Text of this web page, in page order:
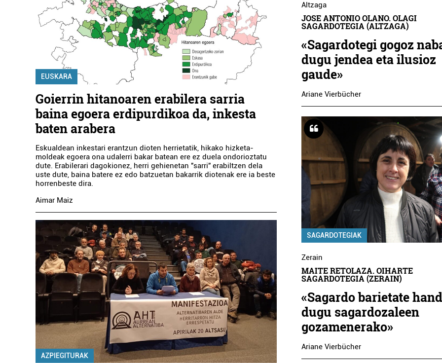
EUSKARA
Goierrin hitanoaren erabilera sarria
baina egoera erdipurdikoa da, inkesta
baten arabera
Eskualdean inkestari erantzun dioten herrietatik, hikako hizketa-
moldeak egoera ona udalerri bakar batean ere ez duela ondorioztatu
dute. Erabilerari dagokionez, herri gehienetan "sarri" erabiltzen dela
uste dute, baina batere ez edo batzuetan bakarrik diotenak ere ia beste
horrenbeste dira.
Aimar Maiz
AZPIEGITURAK
Altzaga
JOSE ANTONIO OLANO. OLAGI
SAGARDOTEGIA (ALTZAGA)
«Sagardotegi gogoz
dugu jendea eta ilusioz
gaude»
Ariane Vierbücher
SAGARDOTEGIAK
Zerain
MAITE RETOLAZA. OIHARTE
SAGARDOTEGIA (ZERAIN)
«Sagardo barietate
dugu sagardozaleen
gozamenerako»
Ariane Vierbücher